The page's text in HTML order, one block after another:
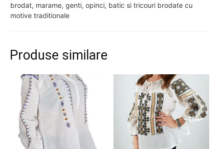
brodat, marame, genti, opinci, batic si tricouri brodate cu
motive traditionale
Produse similare